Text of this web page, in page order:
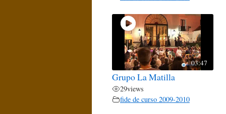
03:47
Grupo La Matilla
29views
fide de curso 2009-2010